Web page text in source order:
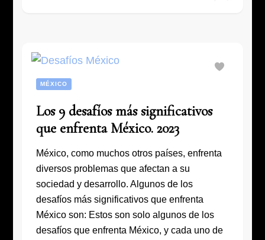
MÉXICO
Los 9 desafíos más significativos
que enfrenta México. 2023
México, como muchos otros países, enfrenta
diversos problemas que afectan a su
sociedad y desarrollo. Algunos de los
desafíos más significativos que enfrenta
México son: Estos son solo algunos de los
desafíos que enfrenta México, y cada uno de